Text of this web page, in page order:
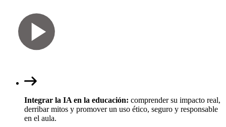
Integrar la IA en la educación: comprender su impacto real,
derribar mitos y promover un uso ético, seguro y responsable
en el aula.